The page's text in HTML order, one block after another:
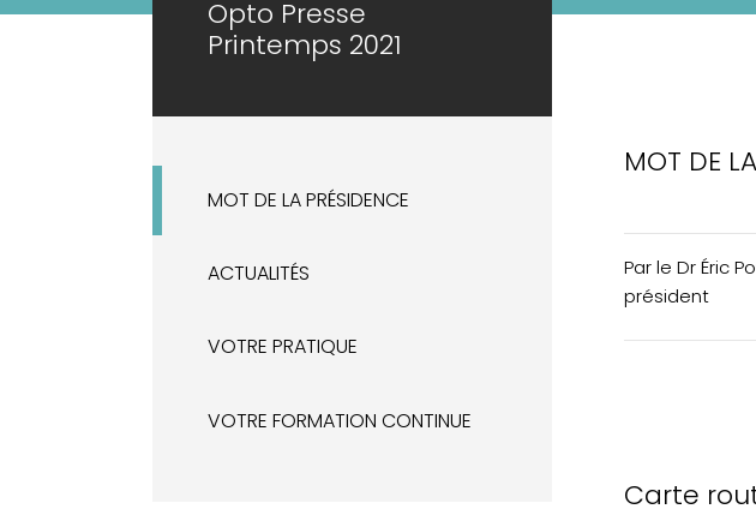
Opto Presse
Printemps 2021
MOT DE LA PRÉSIDENCE
ACTUALITÉS
VOTRE PRATIQUE
VOTRE FORMATION CONTINUE
MOT DE
Par le Dr Éric
président
Carte